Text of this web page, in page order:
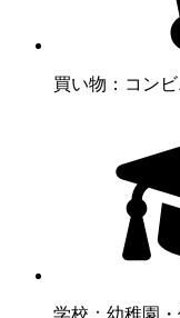
買い物：コン
学校：幼稚園・